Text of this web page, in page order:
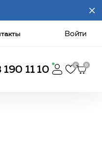
Войти
190 11 10